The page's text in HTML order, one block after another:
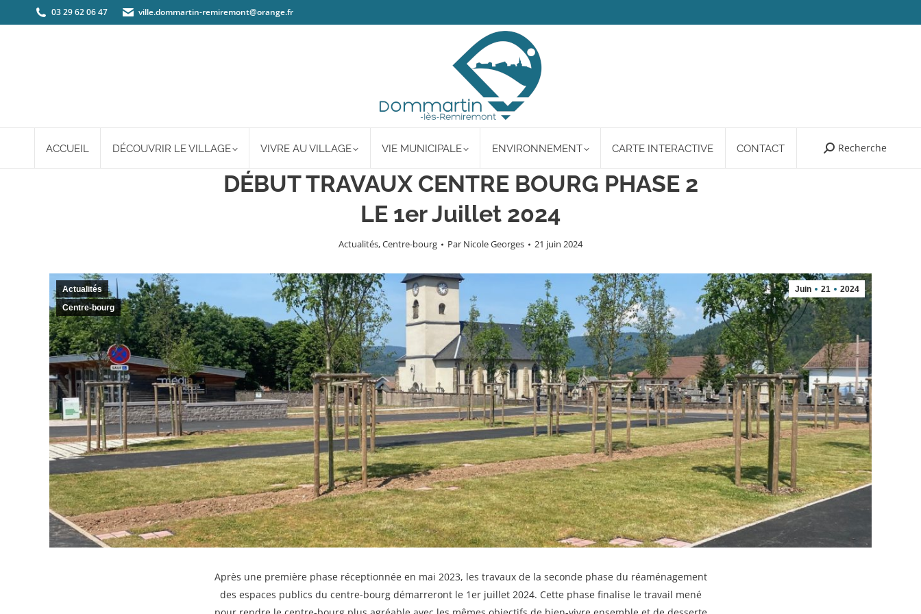
03 29 62 06 47 ville.dommartin-remiremont@orange.fr
ACCUEIL DÉCOUVRIR LE VILLAGE VIVRE AU VILLAGE VIE MUNICIPALE ENVIRONNEMENT CARTE INTERACTIVE CONTACT Search:
Recherche
DÉBUT TRAVAUX CENTRE BOURG PHASE 2
LE 1er Juillet 2024
Actualités,Centre-bourg Par Nicole Georges 21 juin 2024
Juin 21 2024
Actualités
Centre-bourg
Après une première phase réceptionnée en mai 2023, les travaux de la seconde phase du réaménagement
des espaces publics du centre-bourg démarreront le 1er juillet 2024. Cette phase finalise le travail mené